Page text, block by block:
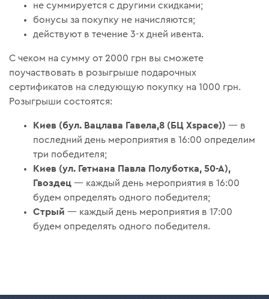
не суммируется с другими скидками;
бонусы за покупку не начисляются;
действуют в течение 3-х дней ивента.
С чеком на сумму от 2000 грн вы сможете
поучаствовать в розыгрыше подарочных
сертификатов на следующую покупку на 1000 грн.
Розыгрыши состоятся:
Киев (бул. Вацлава Гавела,8 (БЦ Xspace))— в
последний день мероприятия в 16:00 определим
три победителя;
Киев (ул. Гетмана Павла Полуботка, 50-А),
Гвоздец — каждый день мероприятия в 16:00
будем определять одного победителя;
Стрый — каждый день мероприятия в 17:00
будем определять одного победителя.